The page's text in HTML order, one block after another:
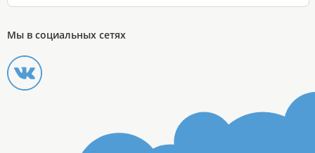
Мы в социальных сетях